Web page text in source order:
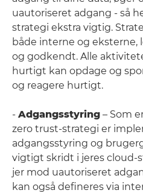
uautoriseret adgang - så
strategi ekstra vigtig.
både interne og eksterne,
og godkendt. Alle
hurtigt kan opdage og
og reagere hurtigt.
- Adgangsstyring – Som
zero trust-strategi er
adgangsstyring og
vigtigt skridt i jeres cloud-
jer mod uautoriseret
kan også defineres via